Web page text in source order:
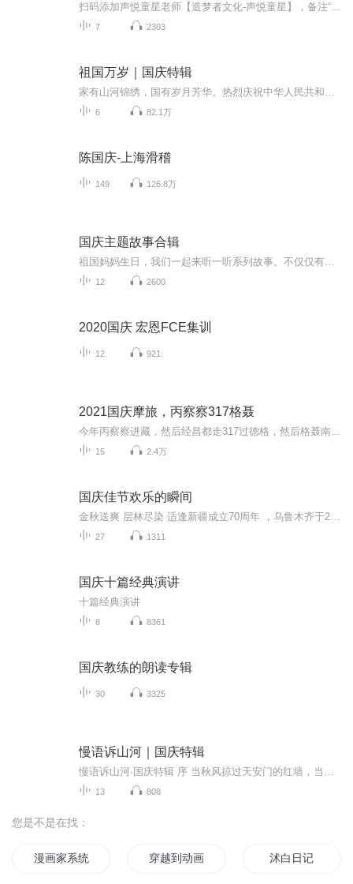
7 2303
祖国万岁｜国庆特辑
6 82.1万
陈国庆-上海滑稽
149 126.8万
国庆主题故事合辑
12 2600
2020国庆 宏恩FCE集训
12 921
2021国庆摩旅，丙察察317格聂
15 2.4万
国庆佳节欢乐的瞬间
27 1311
国庆十篇经典演讲
十篇经典演讲
8 8361
国庆教练的朗读专辑
30 3325
慢语诉山河｜国庆特辑
13 808
您是不是在找：
漫画家系统 穿越到动画里的漫画家 沭白日记